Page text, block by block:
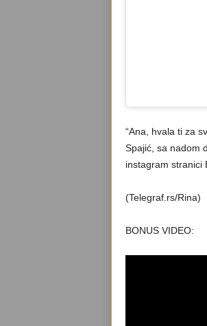
“Ana, hvala ti za
Spajić, sa nadom
instagram stranici
(Telegraf.rs/Rina)
BONUS VIDEO: